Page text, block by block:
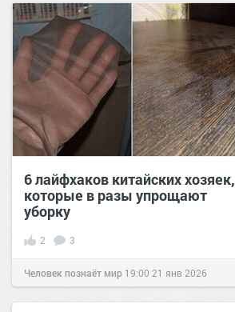
6 лайфхаков китайских хозяек,
которые в разы упрощают
уборку
2 3
Человек познаёт мир 19:00 21 янв 2026